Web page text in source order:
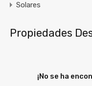
Solares
Propiedades
¡No se ha